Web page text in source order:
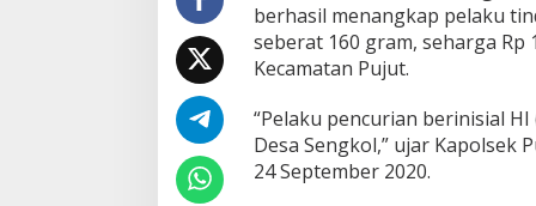
berhasil menangkap pelaku
seberat 160 gram, seharga Rp
Kecamatan Pujut.
“Pelaku pencurian berinisial
Desa Sengkol,” ujar Kapolsek
24 September 2020.